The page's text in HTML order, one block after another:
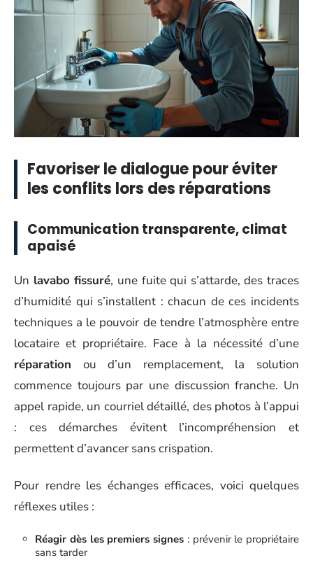
Favoriser le dialogue pour éviter
les conflits lors des réparations
Communication transparente, climat
apaisé
Un lavabo fissuré, une fuite qui s’attarde, des traces
d’humidité qui s’installent : chacun de ces incidents
techniques a le pouvoir de tendre l’atmosphère entre
locataire et propriétaire. Face à la nécessité d’une
réparation ou d’un remplacement, la solution
commence toujours par une discussion franche. Un
appel rapide, un courriel détaillé, des photos à l’appui
: ces démarches évitent l’incompréhension et
permettent d’avancer sans crispation.
Pour rendre les échanges efficaces, voici quelques
réflexes utiles :
Réagir dès les premiers signes : prévenir le propriétaire
sans tarder